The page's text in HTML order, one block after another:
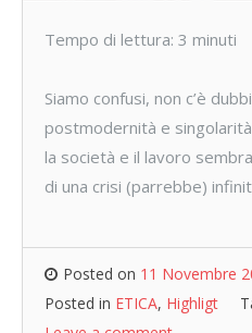
Tempo di lettura: 3 minuti
Siamo confusi, non c’è
postmodernità e
la società e il lavoro
di una crisi (parrebbe)
Posted on 11 Novembre
Posted in ETICA, Highligt